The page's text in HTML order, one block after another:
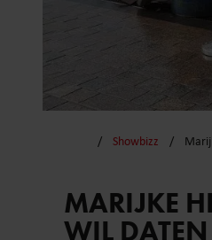
Showbizz
MARIJKE
WIL DATEN